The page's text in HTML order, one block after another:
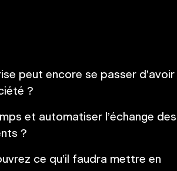
peut encore se passer d’avoir
?
et automatiser l’échange des
?
ce qu’il faudra mettre en